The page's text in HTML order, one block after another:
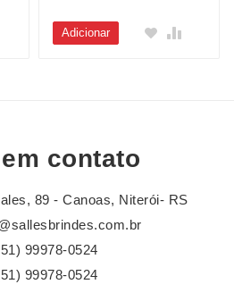
Adicionar
contato
89 - Canoas, Niterói- RS
99978-0524
99978-0524